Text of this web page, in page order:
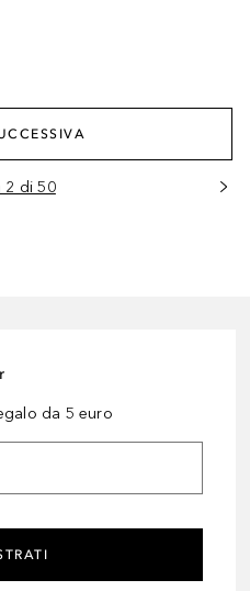
2 di 50
da 5 euro